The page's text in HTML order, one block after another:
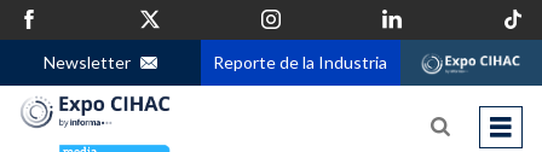
Newsletter Reporte de la Industria